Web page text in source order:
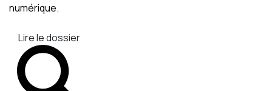
numérique.
Lire le dossier